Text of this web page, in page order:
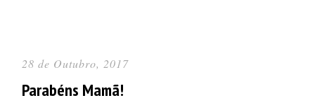
28 de Outubro, 2017
Parabéns Mamã!